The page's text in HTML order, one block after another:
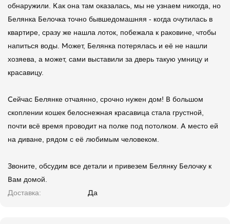
обнаружили. Как она там оказалась, мы не узнаем никогда, но
Белянка Белочка точно бывшедомашняя - когда очутилась в
квартире, сразу же нашла лоток, побежала к раковине, чтобы
напиться воды. Может, Белянка потерялась и её не нашли
хозяева, а может, сами выставили за дверь такую умницу и
красавицу.
Сейчас Белянке отчаянно, срочно нужен дом! В большом
скоплении кошек белоснежная красавица стала грустной,
почти всё время проводит на полке под потолком. А место ей
на диване, рядом с её любимым человеком.
Звоните, обсудим все детали и привезем Белянку Белочку к
Вам домой.
Доставка
Да